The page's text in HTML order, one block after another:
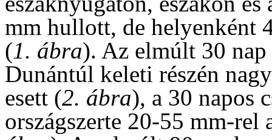
mm hullott, de helyenként
(1. ábra). Az elmúlt 30 nap
Dunántúl keleti részén
esett (2. ábra), a 30 napos
országszerte 20-55 mm-rel